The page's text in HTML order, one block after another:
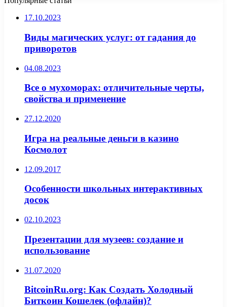
17.10.2023
Виды магических услуг: от гадания до
приворотов
04.08.2023
Все о мухоморах: отличительные черты,
свойства и применение
27.12.2020
Игра на реальные деньги в казино
Космолот
12.09.2017
Особенности школьных интерактивных
досок
02.10.2023
Презентации для музеев: создание и
использование
31.07.2020
BitcoinRu.org: Как Создать Холодный
Биткоин Кошелек (офлайн)?